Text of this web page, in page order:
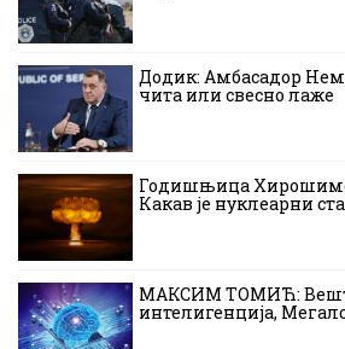
Додик: Амбасадор
чита или свесно лаже
Годишњица Хирошиме
Какав је нуклеарни
МАКСИМ ТОМИЋ:
интелигенција,